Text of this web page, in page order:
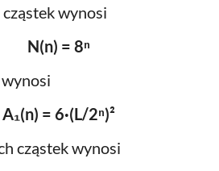
wynosi
N(n) = 8ⁿ
A₁(n) = 6·(L/2ⁿ)²
cząstek wynosi